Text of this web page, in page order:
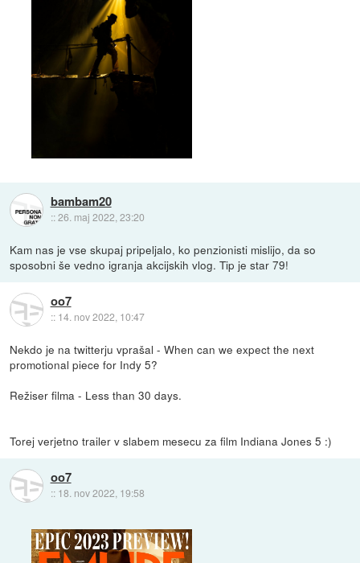
bambam20
::26. maj 2022, 23:20
Kam nas je vse skupaj pripeljalo, ko penzionisti mislijo, da so
sposobni še vedno igranja akcijskih vlog. Tip je star 79!
oo7
:: 14. nov 2022, 10:47
Nekdo je na twitterju vprašal - When can we expect the next
promotional piece for Indy 5?
Režiser filma - Less than 30 days.
Torej verjetno trailer v slabem mesecu za film Indiana Jones 5 :)
oo7
:: 18. nov 2022, 19:58